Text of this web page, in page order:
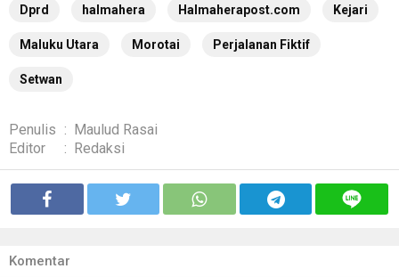
Dprd halmahera Halmaherapost.com Kejari
Maluku Utara Morotai Perjalanan Fiktif
Setwan
Penulis :
Maulud Rasai
Editor
: Redaksi
Komentar